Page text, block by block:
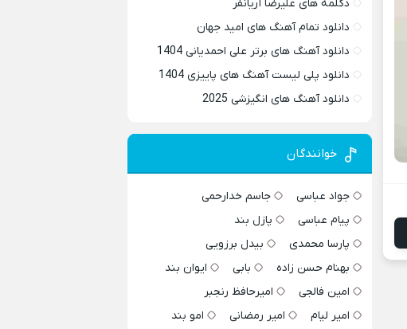
دکلمه های علیرضا آریانفر
دانلود تمام آهنگ های امید جهان
دانلود آهنگ های برتر علی احمدیانی 1404
دانلود پلی لیست آهنگ های پاییزی 1404
دانلود آهنگ های انگیزشی 2025
خوانندگان
جواد عباسی
جاسم خدارحمی
پیام عباسی
پازل بند
پارسا محمدی
بیدل برزویی
بهنام حسن زاده
بابی
ایوان بند
امین فالجی
امیرحافظ رنجبر
امیر لیام
امیر رمضانی
امو بند